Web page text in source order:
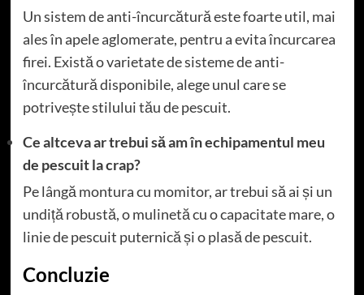
Un sistem de anti-încurcătură este foarte util, mai
ales în apele aglomerate, pentru a evita încurcarea
firei. Există o varietate de sisteme de anti-
încurcătură disponibile, alege unul care se
potrivește stilului tău de pescuit.
Ce altceva ar trebui să am în echipamentul meu
de pescuit la crap?
Pe lângă montura cu momitor, ar trebui să ai și un
undiță robustă, o mulinetă cu o capacitate mare, o
linie de pescuit puternică și o plasă de pescuit.
Concluzie